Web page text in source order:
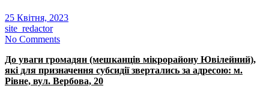
25 Квітня, 2023
site_redactor
No Comments
До уваги громадян (мешканців мікрорайону Ювілейний),
які для призначення субсидії звертались за адресою: м.
Рівне, вул. Вербова, 20